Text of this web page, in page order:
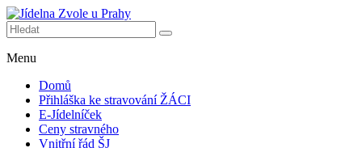
Skip
to
content
Jídelna
Zvole
Prahy
Další web
používající
Menu
Domů
Přihláška ke stravování ŽÁCI
E-Jídelníček
Ceny stravného
Vnitřní řád ŠJ